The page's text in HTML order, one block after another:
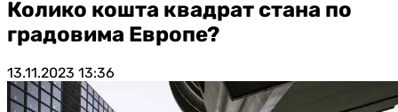
Колико кошта квадрат стана по
градовима Европе?
13.11.2023 13:36